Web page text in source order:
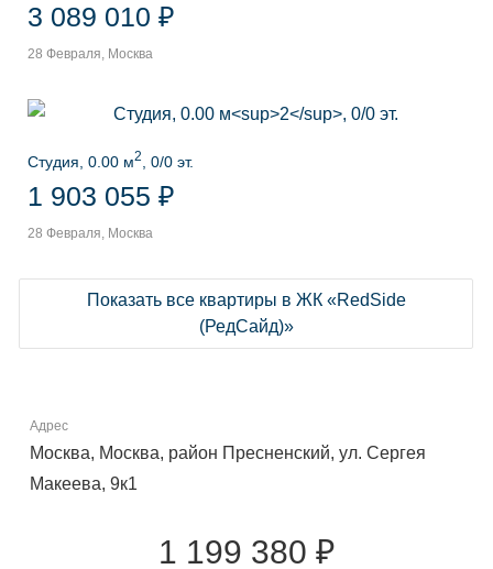
3 089 010 ₽
28 Февраля, Москва
Студия, 0.00 м2 , 0/0 эт.
1 903 055 ₽
28 Февраля, Москва
Показать все квартиры в ЖК «RedSide
(РедСайд)»
Адрес
Москва, Москва, район Пресненский, ул. Сергея
Макеева, 9к1
1 199 380 ₽